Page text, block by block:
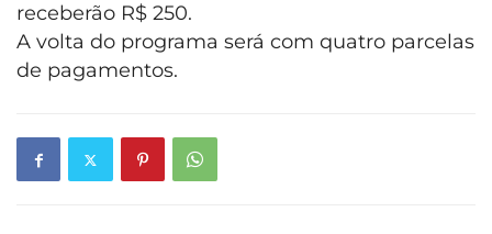
receberão R$ 250.
A volta do programa será com quatro parcelas
de pagamentos.